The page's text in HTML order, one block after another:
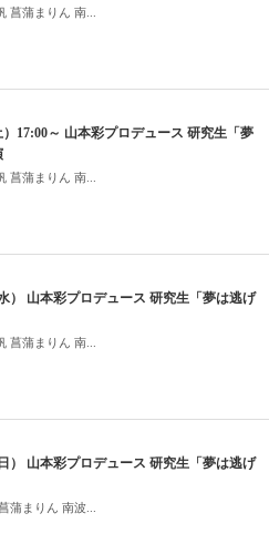
菖蒲まりん 南...
）17:00～ 山本彩プロデュース 研究生「夢
菖蒲まりん 南...
） 山本彩プロデュース 研究生「夢は逃げ
菖蒲まりん 南...
） 山本彩プロデュース 研究生「夢は逃げ
蒲まりん 南波...